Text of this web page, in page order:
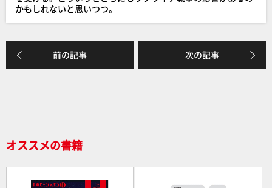
かもしれないと思いつつ。
前の記事 次の記事
オススメの書籍